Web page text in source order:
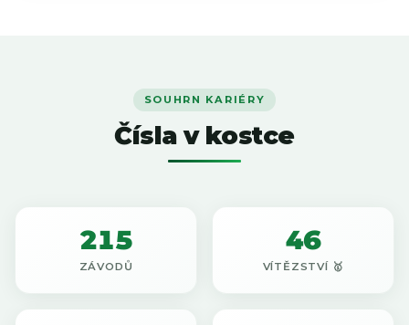
SOUHRN KARIÉRY
Čísla v kostce
215
ZÁVODŮ
46
VÍTĚZSTVÍ 🥇